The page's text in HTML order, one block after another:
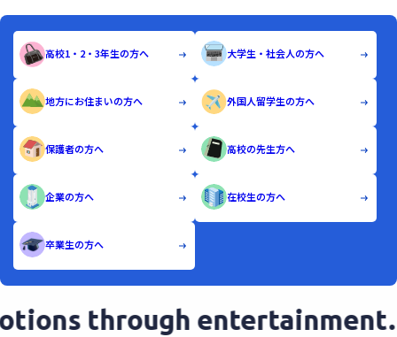
高校1・2・3年生の方へ 大学生・社会人の方へ
地方にお住まいの方へ 外国人留学生の方へ
保護者の方へ 高校の先生方へ
企業の方へ 在校生の方へ
卒業生の方へ
through entertainment.